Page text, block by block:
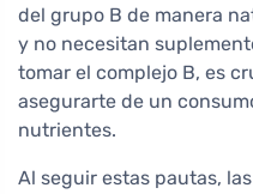
del grupo B de manera
y no necesitan
tomar el complejo B, es
asegurarte de un
nutrientes.
Al seguir estas pautas,